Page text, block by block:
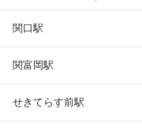
関口駅
関富岡駅
せきてらす前駅